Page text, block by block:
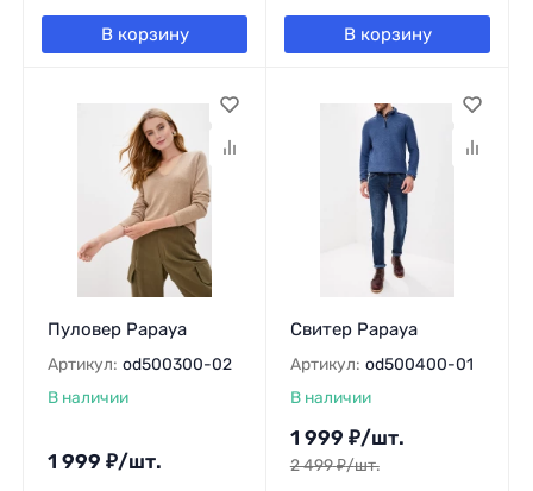
В корзину В корзину
Пуловер Papaya
Артикул: od500300-02
В наличии
1 999 ₽/шт.
Свитер Papaya
Артикул: od500400-01
В наличии
1 999 ₽/шт.
2 499₽/шт.